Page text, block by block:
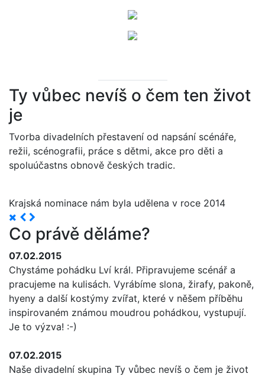
Ty vůbec nevíš o čem ten život
je
Tvorba divadelních přestavení od napsání scénáře,
režii, scénografii, práce s dětmi, akce pro děti a
spoluúčastns obnově českých tradic.
Krajská nominace nám byla udělena v roce 2014
Co právě děláme?
07.02.2015
Chystáme pohádku Lví král. Připravujeme scénář a
pracujeme na kulisách. Vyrábíme slona, žirafy, pakoně,
hyeny a další kostýmy zvířat, které v něšem příběhu
inspirovaném známou moudrou pohádkou, vystupují.
Je to výzva! :-)
07.02.2015
Naše divadelní skupina Ty vůbec nevíš o čem je život